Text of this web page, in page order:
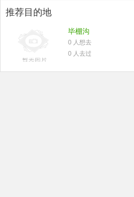
推荐目的地
毕棚沟
0 人想去
0 人去过